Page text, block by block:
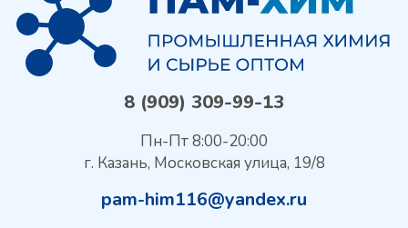
8 (909) 309-99-13
Пн-Пт 8:00-20:00
г. Казань, Московская улица, 19/8
pam-him116@yandex.ru